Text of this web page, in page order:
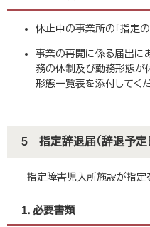
休止中の事業所の「指定の
事業の再開に係る届出に
務の体制及び勤務形態が
形態一覧表を添付してくだ
5 指定辞退届（辞退予定
指定障害児入所施設が指定を
1．必要書類